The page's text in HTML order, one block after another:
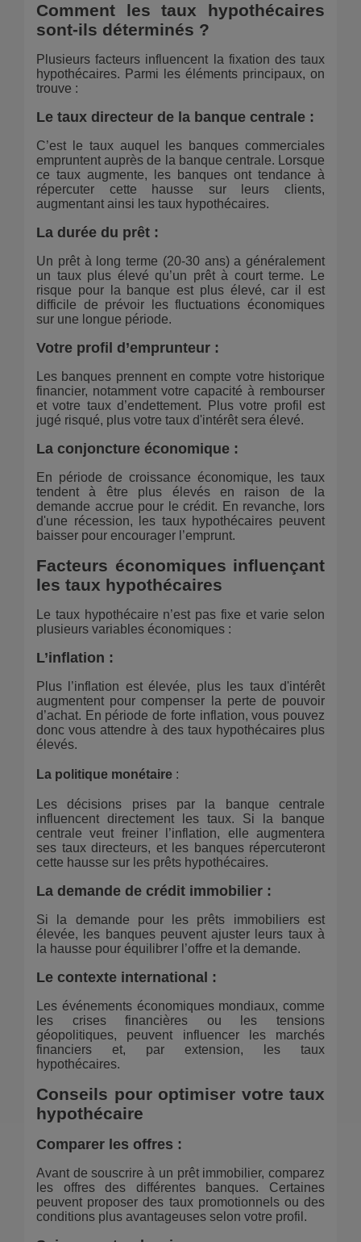
Comment les taux hypothécaires
sont-ils déterminés ?
Plusieurs facteurs influencent la fixation des taux
hypothécaires. Parmi les éléments principaux, on
trouve :
Le taux directeur de la banque centrale :
C’est le taux auquel les banques commerciales
empruntent auprès de la banque centrale. Lorsque
ce taux augmente, les banques ont tendance à
répercuter cette hausse sur leurs clients,
augmentant ainsi les taux hypothécaires.
La durée du prêt :
Un prêt à long terme (20-30 ans) a généralement
un taux plus élevé qu’un prêt à court terme. Le
risque pour la banque est plus élevé, car il est
difficile de prévoir les fluctuations économiques
sur une longue période.
Votre profil d’emprunteur :
Les banques prennent en compte votre historique
financier, notamment votre capacité à rembourser
et votre taux d’endettement. Plus votre profil est
jugé risqué, plus votre taux d'intérêt sera élevé.
La conjoncture économique :
En période de croissance économique, les taux
tendent à être plus élevés en raison de la
demande accrue pour le crédit. En revanche, lors
d'une récession, les taux hypothécaires peuvent
baisser pour encourager l’emprunt.
Facteurs économiques influençant
les taux hypothécaires
Le taux hypothécaire n’est pas fixe et varie selon
plusieurs variables économiques :
L’inflation :
Plus l’inflation est élevée, plus les taux d'intérêt
augmentent pour compenser la perte de pouvoir
d’achat. En période de forte inflation, vous pouvez
donc vous attendre à des taux hypothécaires plus
élevés.
La politique monétaire :
Les décisions prises par la banque centrale
influencent directement les taux. Si la banque
centrale veut freiner l’inflation, elle augmentera
ses taux directeurs, et les banques répercuteront
cette hausse sur les prêts hypothécaires.
La demande de crédit immobilier :
Si la demande pour les prêts immobiliers est
élevée, les banques peuvent ajuster leurs taux à
la hausse pour équilibrer l’offre et la demande.
Le contexte international :
Les événements économiques mondiaux, comme
les crises financières ou les tensions
géopolitiques, peuvent influencer les marchés
financiers et, par extension, les taux
hypothécaires.
Conseils pour optimiser votre taux
hypothécaire
Comparer les offres :
Avant de souscrire à un prêt immobilier, comparez
les offres des différentes banques. Certaines
peuvent proposer des taux promotionnels ou des
conditions plus avantageuses selon votre profil.